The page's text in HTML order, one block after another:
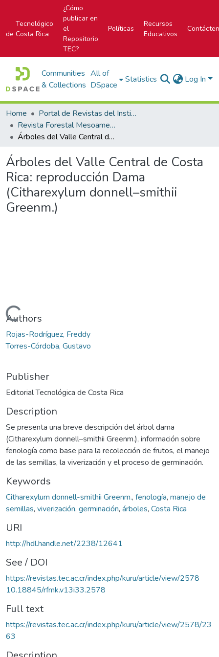
Tecnológico
de Costa Rica
¿Cómo
publicar en
el
Repositorio
TEC?
Políticas
Recursos
Educativos
Communities
& Collections
All of
DSpace
Statistics Log In
Home
Portal de Revistas del Instituto Tecnológico de Costa Rica
Revista Forestal Mesoamericana Kurú
Árboles del Valle Central de Costa Rica: reproducción Dama (Citharexylum donnell–smithii Greenm.)
Árboles del Valle Central de Costa
Rica: reproducción Dama
(Citharexylum donnell–smithii
Greenm.)
Loading...
Authors
Rojas-Rodríguez, Freddy
Torres-Córdoba, Gustavo
Publisher
Editorial Tecnológica de Costa Rica
Description
Se presenta una breve descripción del árbol dama
(Citharexylum donnell–smithii Greenm.), información sobre
fenología como base para la recolección de frutos, el manejo
de las semillas, la viverización y el proceso de germinación.
Keywords
Citharexylum donnell-smithii Greenm., fenología, manejo de
semillas, viverización, germinación, árboles, Costa Rica
URI
http://hdl.handle.net/2238/12641
See / DOI
https://revistas.tec.ac.cr/index.php/kuru/article/view/2578
10.18845/rfmk.v13i33.2578
Full text
https://revistas.tec.ac.cr/index.php/kuru/article/view/2578/23
63